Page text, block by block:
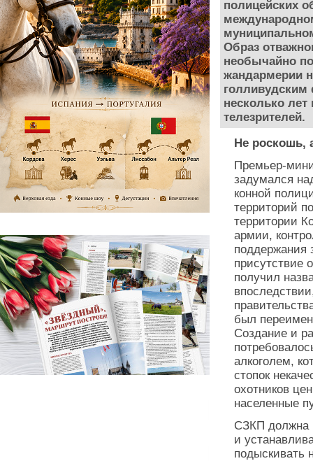
полицейских
Образ
необычайно
жандармерии
голливудским
несколько
телезрителей.
Не роскошь,
Премьер-
задумался
конной
территорий
территории
армии,
поддержания
присутствие
получил
был
Создание и
алкоголем,
стопок
охотников
населенные
СЗКП должна
и
подыскивать